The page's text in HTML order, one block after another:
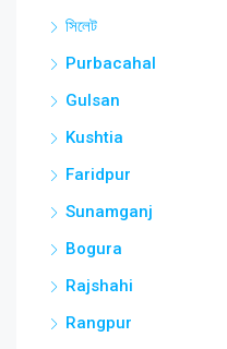
সিলেট
Purbacahal
Gulsan
Kushtia
Faridpur
Sunamganj
Bogura
Rajshahi
Rangpur